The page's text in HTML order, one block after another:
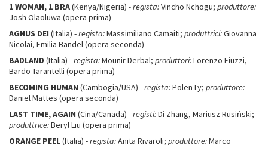
1 WOMAN, 1 BRA(Kenya/Nigeria) - regista:Vincho Nchogu; produttore:
Josh Olaoluwa (opera prima)
AGNUS DEI (Italia) -regista:Massimiliano Camaiti; produttrici:Giovanna
Nicolai, Emilia Bandel (opera seconda)
BADLAND (Italia) -regista:Mounir Derbal; produttori:Lorenzo Fiuzzi,
Bardo Tarantelli (opera prima)
BECOMING HUMAN (Cambogia/USA) -regista:Polen Ly; produttore:
Daniel Mattes (opera seconda)
LAST TIME, AGAIN (Cina/Canada) -registi:Di Zhang, Mariusz Rusiński;
produttrice:Beryl Liu (opera prima)
ORANGE PEEL(Italia) -regista:Anita Rivaroli; produttore:Marco